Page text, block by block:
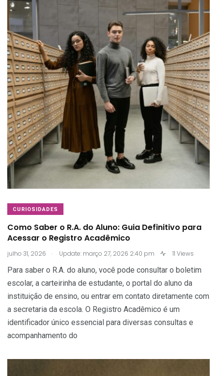
CURIOSIDADES
Como Saber o R.A. do Aluno: Guia Definitivo para
Acessar o Registro Acadêmico
julho 31, 2026 . Update: março 27, 2026 2:40 pm 11 Views
Para saber o R.A. do aluno, você pode consultar o boletim
escolar, a carteirinha de estudante, o portal do aluno da
instituição de ensino, ou entrar em contato diretamente com
a secretaria da escola. O Registro Acadêmico é um
identificador único essencial para diversas consultas e
acompanhamento do